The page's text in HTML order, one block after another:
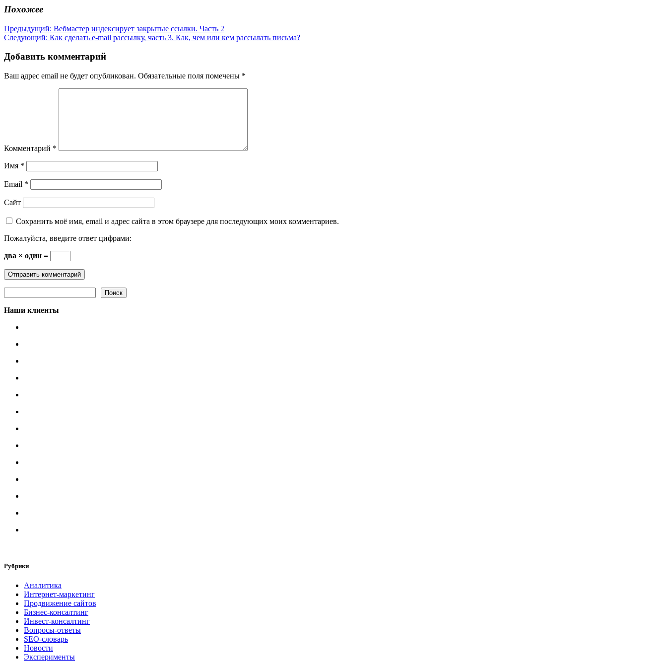
Похожее
Навигация
по
записям
Предыдущий: Предыдущая
запись:
Вебмастер индексирует закрытые ссылки. Часть 2
Следующий: Следующая
Как сделать e-mail рассылку, часть 3. Как, чем или кем рассылать письма?
Добавить комментарий
Ваш адрес email не будет опубликован. Обязательные поля помечены *
Комментарий *
Имя *
Email *
Сайт
Сохранить моё имя, email и адрес сайта в этом браузере для последующих моих комментариев.
Пожалуйста, введите ответ цифрами:
два × один =
Поиск
Наши клиенты
Рубрики
Аналитика
Интернет-маркетинг
Продвижение сайтов
Бизнес-консалтинг
Инвест-консалтинг
Вопросы-ответы
SEO-словарь
Новости
Эксперименты